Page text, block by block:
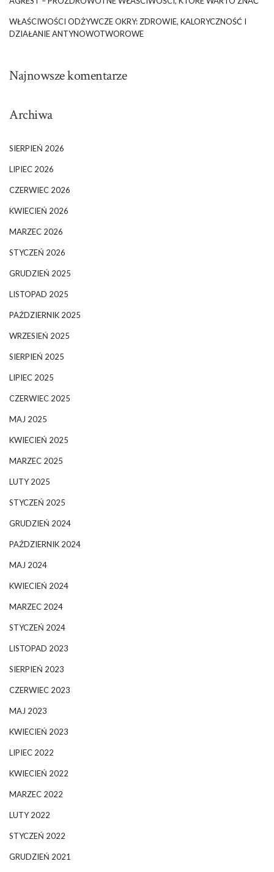
WŁAŚCIWOŚCI ODŻYWCZE OKRY: ZDROWIE, KALORYCZNOŚĆ I
DZIAŁANIE ANTYNOWOTWOROWE
Najnowsze komentarze
Archiwa
SIERPIEŃ 2026
LIPIEC 2026
CZERWIEC 2026
KWIECIEŃ 2026
MARZEC 2026
STYCZEŃ 2026
GRUDZIEŃ 2025
LISTOPAD 2025
PAŹDZIERNIK 2025
WRZESIEŃ 2025
SIERPIEŃ 2025
LIPIEC 2025
CZERWIEC 2025
MAJ 2025
KWIECIEŃ 2025
MARZEC 2025
LUTY 2025
STYCZEŃ 2025
GRUDZIEŃ 2024
PAŹDZIERNIK 2024
MAJ 2024
KWIECIEŃ 2024
MARZEC 2024
STYCZEŃ 2024
LISTOPAD 2023
SIERPIEŃ 2023
CZERWIEC 2023
MAJ 2023
KWIECIEŃ 2023
LIPIEC 2022
KWIECIEŃ 2022
MARZEC 2022
LUTY 2022
STYCZEŃ 2022
GRUDZIEŃ 2021